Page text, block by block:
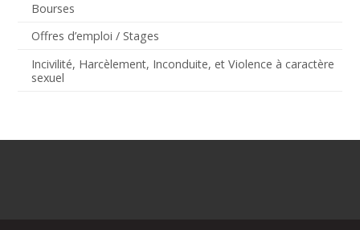
Bourses
Offres d’emploi / Stages
Incivilité, Harcèlement, Inconduite, et Violence à caractère
sexuel